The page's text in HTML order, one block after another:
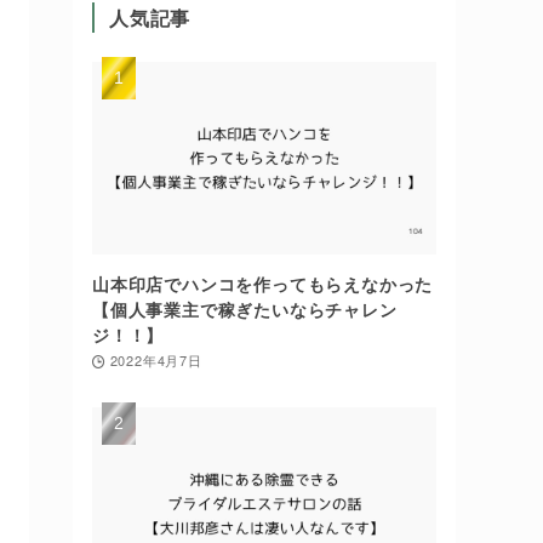
人気記事
山本印店でハンコを作ってもらえなかった
【個人事業主で稼ぎたいならチャレン
ジ！！】
2022年4月7日